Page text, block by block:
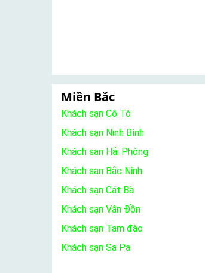
Miền Bắc
Khách sạn Cô Tô
Khách sạn Ninh Bình
Khách sạn Hải Phòng
Khách sạn Bắc Ninh
Khách sạn Cát Bà
Khách sạn Vân Đồn
Khách sạn Tam đào
Khách sạn Sa Pa